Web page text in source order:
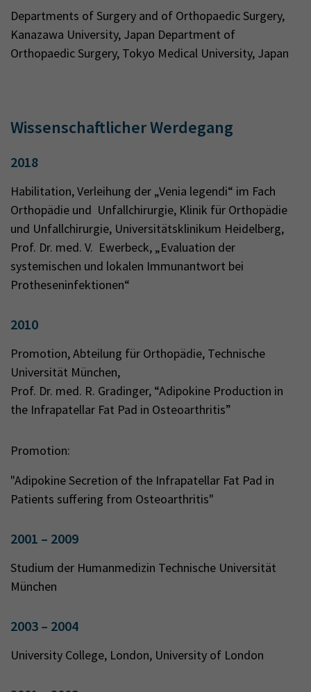
Departments of Surgery and of Orthopaedic Surgery,
Kanazawa University, Japan Department of
Orthopaedic Surgery, Tokyo Medical University, Japan
Wissenschaftlicher Werdegang
2018
Habilitation, Verleihung der „Venia legendi“ im Fach
Orthopädie und Unfallchirurgie, Klinik für Orthopädie
und Unfallchirurgie, Universitätsklinikum Heidelberg,
Prof. Dr. med. V. Ewerbeck, „Evaluation der
systemischen und lokalen Immunantwort bei
Protheseninfektionen“
2010
Promotion, Abteilung für Orthopädie, Technische
Universität München,
Prof. Dr. med. R. Gradinger, “Adipokine Production in
the Infrapatellar Fat Pad in Osteoarthritis”
Promotion:
"Adipokine Secretion of the Infrapatellar Fat Pad in
Patients suffering from Osteoarthritis"
2001 – 2009
Studium der Humanmedizin Technische Universität
München
2003 – 2004
University College, London, University of London